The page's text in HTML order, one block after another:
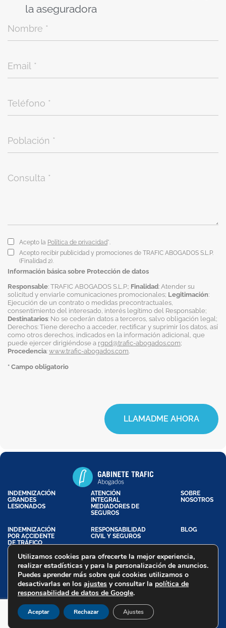
la aseguradora
Acepto la Política de privacidad*.
Acepto recibir publicidad y promociones de TRAFIC ABOGADOS S.L.P.
(Finalidad 2).
Información básica sobre Protección de datos
Responsable: TRAFIC ABOGADOS S.L.P.; Finalidad: Atender su
solicitud y enviarle comunicaciones promocionales; Legitimación:
Ejecución de un contrato o medidas precontractuales,
consentimiento del interesado, interés legítimo del Responsable;
Destinatarios: No se cederán datos a terceros, salvo obligación legal;
Derechos: Tiene derecho a acceder, rectificar y suprimir los datos, así
como otros derechos, indicados en la información adicional, que
puede ejercer dirigiéndose a rgpd@trafic-abogados.com;
Procedencia: www.trafic-abogados.com.
* Campo obligatorio
LLAMADME AHORA
INDEMNIZACIÓN
GRANDES
LESIONADOS
ATENCIÓN
INTEGRAL
MEDIADORES DE
SEGUROS
SOBRE
NOSOTROS
INDEMNIZACIÓN
POR ACCIDENTE
DE TRÁFICO
RESPONSABILIDAD
CIVIL Y SEGUROS
BLOG
Aviso Legal Política de Privacidad
Política de Cookies
Declaración de Accesibilidad
Utilizamos cookies para ofrecerte la mejor experiencia,
realizar estadísticas y para la personalización de anuncios.
Puedes aprender más sobre qué cookies utilizamos o
desactivarlas en los ajustes y consultar la política de
responsabilidad de datos de Google.
Aceptar Rechazar Ajustes